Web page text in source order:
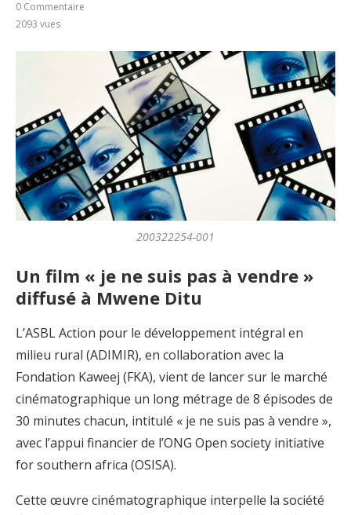
0 Commentaire
2093 vues
200322254-001
Un film « je ne suis pas à vendre »
diffusé à Mwene Ditu
L’ASBL Action pour le développement intégral en
milieu rural (ADIMIR), en collaboration avec la
Fondation Kaweej (FKA), vient de lancer sur le marché
cinématographique un long métrage de 8 épisodes de
30 minutes chacun, intitulé « je ne suis pas à vendre »,
avec l’appui financier de l’ONG Open society initiative
for southern africa (OSISA).
Cette œuvre cinématographique interpelle la société